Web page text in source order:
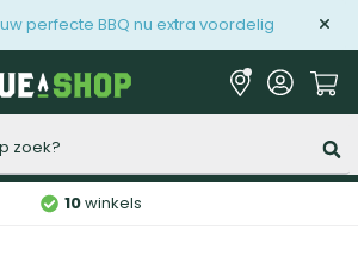
perfecte BBQ nu extra voordelig
10winkels